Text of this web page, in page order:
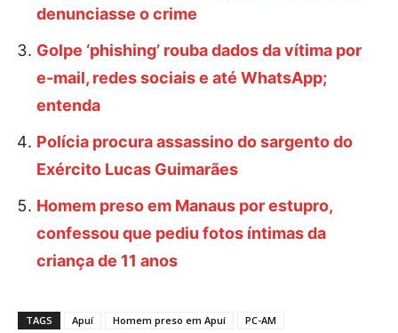
denunciasse o crime
Golpe ‘phishing’ rouba dados da vítima por
e-mail, redes sociais e até WhatsApp;
entenda
Polícia procura assassino do sargento do
Exército Lucas Guimarães
Homem preso em Manaus por estupro,
confessou que pediu fotos íntimas da
criança de 11 anos
TAGS Apuí Homem preso em Apuí
PC-AM